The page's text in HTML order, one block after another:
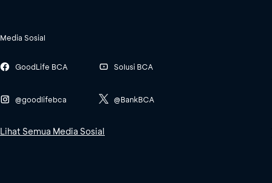
Media Sosial
GoodLife BCA
@goodlifebca
Solusi BCA
@BankBCA
Lihat Semua Media Sosial